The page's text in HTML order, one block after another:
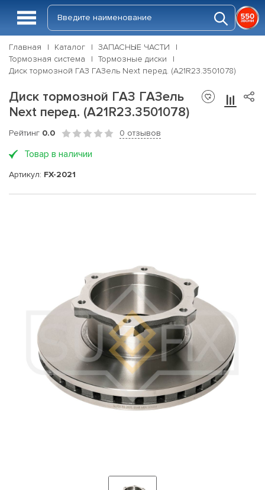
Главная Каталог
ЗАПАСНЫЕ ЧАСТИ
Тормозная система
Тормозные диски
Диск тормозной ГАЗ ГАЗель Next перед. (A21R23.3501078)
Диск тормозной ГАЗ ГАЗель
Next перед. (A21R23.3501078)
Рейтинг 0.0 0 отзывов
Товар в наличии
Артикул: FX-2021